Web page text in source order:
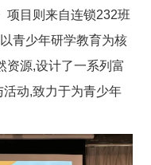
项目则来自连锁232班
青少年研学教育为核
资源,设计了一系列富
动,致力于为青少年